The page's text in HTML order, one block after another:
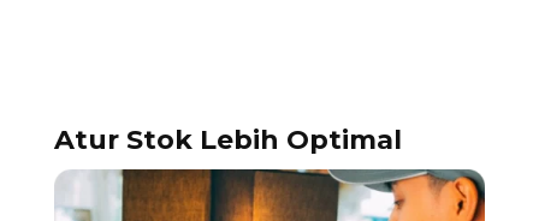
Atur Stok Lebih Optimal